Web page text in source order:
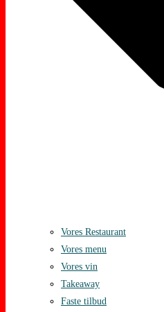
Vores Restaurant
Vores menu
Vores vin
Takeaway
Faste tilbud